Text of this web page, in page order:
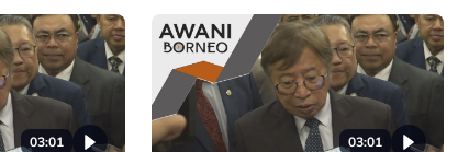
03:01 03:01